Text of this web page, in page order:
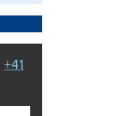
+41